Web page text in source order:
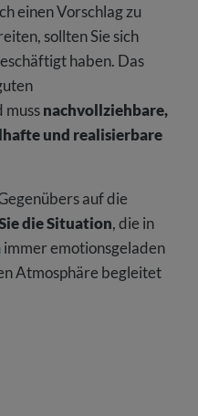
einen Vorschlag zu
sollten Sie sich
haben. Das
mussnachvollziehbare,
und realisierbare
auf die
die Situation, die in
immer emotionsgeladen
Atmosphäre begleitet